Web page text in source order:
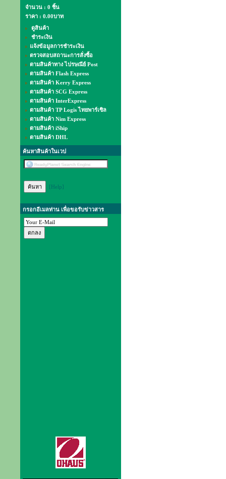
จำนวน : 0 ชิ้น
ราคา : 0.00บาท
ดูสินค้า
ชำระเงิน
แจ้งข้อมูลการชำระเงิน
ตรวจสอบสถานะการสั่งซื้อ
ตามสินค้าทาง ไปรษณีย์ Post
ตามสินค้า Flash Express
ตามสินค้า Kerry Express
ตามสินค้า SCG Express
ตามสินค้า InterExpress
ตามสินค้า TP Logis ไทยพาร์เซิล
ตามสินค้า Nim Express
ตามสินค้า iShip
ตามสินค้า DHL
ค้นหาสินค้าในเวป
[Help]
กรอกอีเมลท่าน เพื่อขอรับข่าวสาร